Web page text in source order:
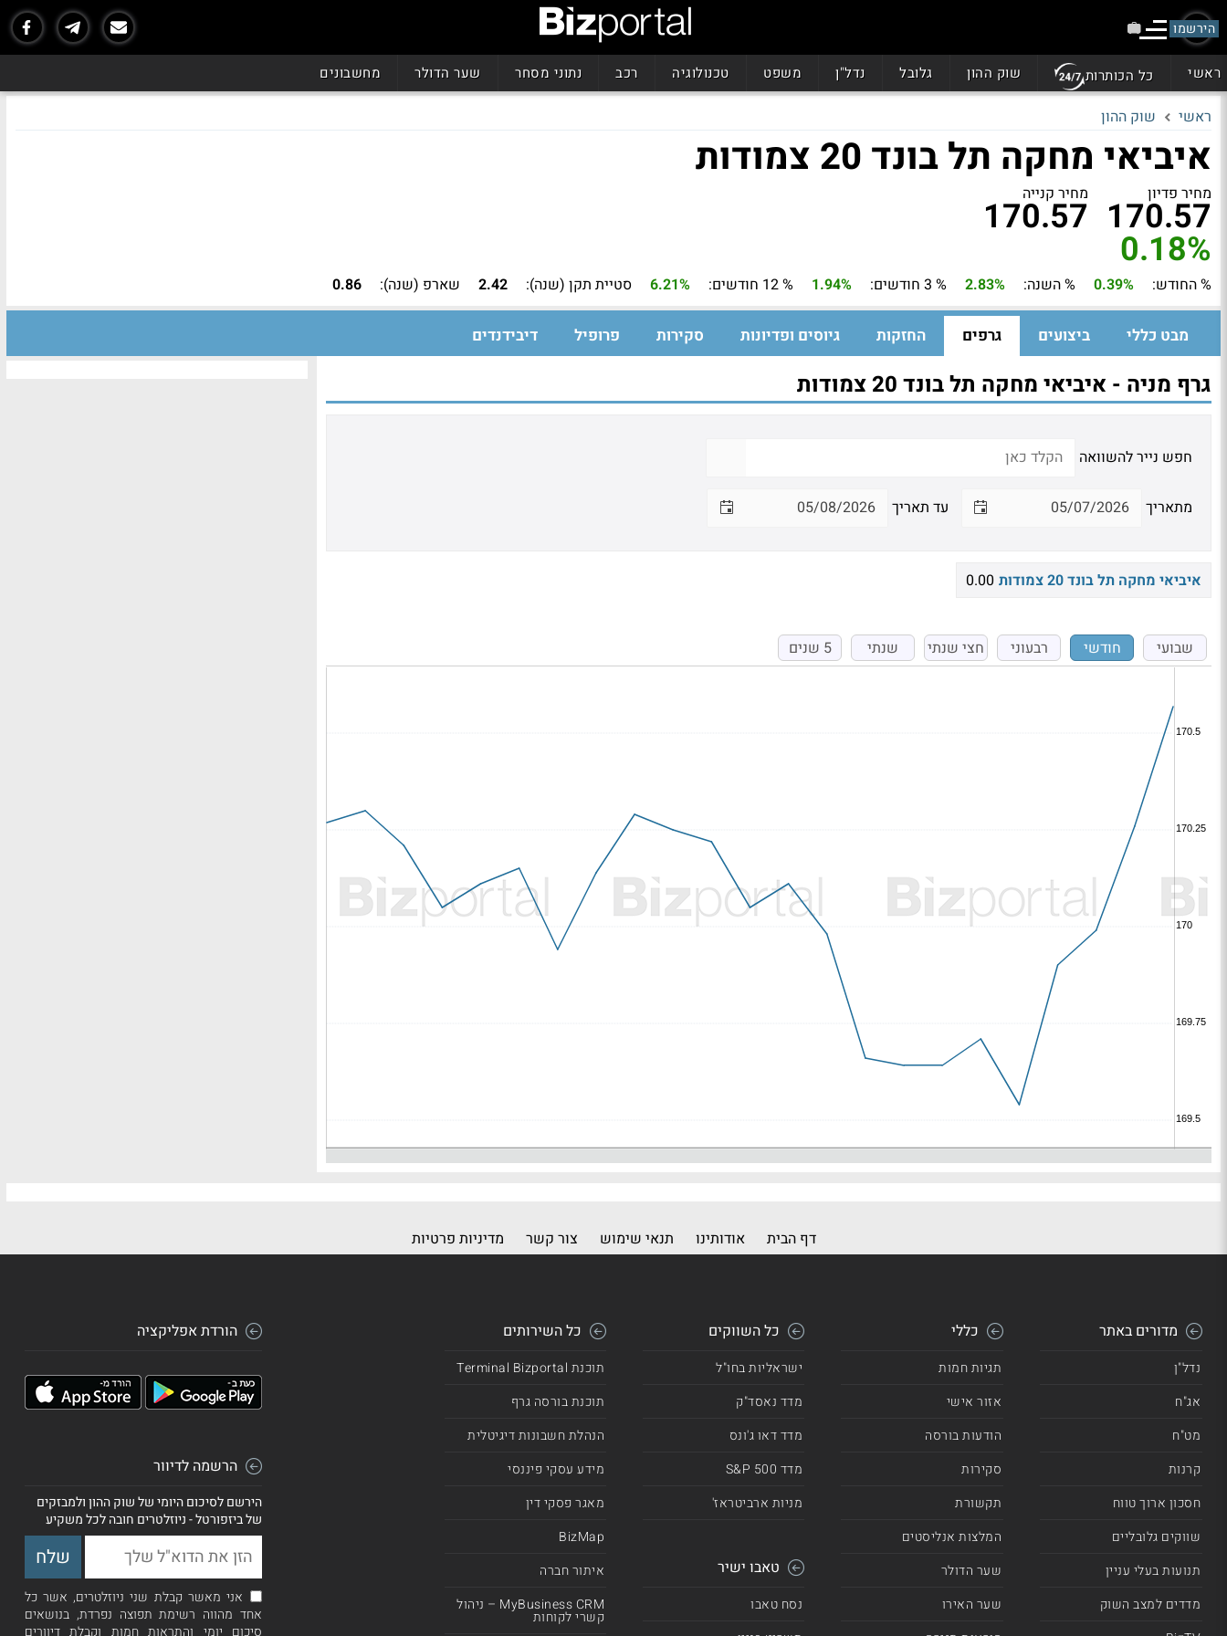
הירשמו
ראשי כל הכותרות שוק ההון גלובל נדל"ן משפט טכנולוגיה רכב נתוני מסחר שער הדולר מחשבונים
ראשי שוק ההון
איביאי מחקה תל בונד 20 צמודות
מחיר פדיון
170.57 מחיר קנייה
170.57
0.18%
% החודש: 0.39% % השנה: 2.83% % 3 חודשים: 1.94% % 12 חודשים: 6.21% סטיית תקן (שנה): 2.42 שארפ (שנה): 0.86
מבט כללי ביצועים גרפים החזקות גיוסים ופדיונות סקירות פרופיל דיבידנדים
גרף מניה - איביאי מחקה תל בונד 20 צמודות
חפש נייר להשוואה
מתאריך עד תאריך
איביאי מחקה תל בונד 20 צמודות 0.00
שבועי חודשי רבעוני חצי שנתי שנתי 5 שנים
דף הבית אודותינו תנאי שימוש צור קשר מדיניות פרטיות
מדורים באתר
נדל"ן
אג"ח
מט"ח
קרנות
חסכון ארוך טווח
שווקים גלובליים
תנועות בעלי עניין
מדדים למצב השוק
כללי
תגיות חמות
אזור אישי
הודעות בורסה
סקירות
תקשורת
המלצות אנליסטים
שער הדולר
שער האירו
כל השווקים
ישראליות בחו"ל
מדד נאסד"ק
מדד דאו ג'ונס
מדד 500 S&P
מניות ארביטראז'
טאבו ישיר
נסח טאבו
כל השירותים
תוכנת Terminal Bizportal
תוכנת בורסה גרף
הנהלת חשבונות דיגיטלית
מידע עסקי פיננסי
מאגר פסקי דין
BizMap
איתור חברה
MyBusiness CRM – ניהול
קשרי לקוחות
הורדת אפליקציה
הרשמה לדיוור
הירשם לסיכום היומי של שוק ההון ולמבזקים
של ביזפורטל - ניוזלטרים חובה לכל משקיע
אני מאשר קבלת שני ניוזלטרים, אשר כל
אחד מהווה רשימת תפוצה נפרדת, בנושאים
סיכום יומי והתראות חמות וקבלת דיוורים